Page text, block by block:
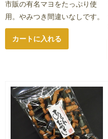
市販の有名マヨをたっぷり使
用。やみつき間違いなしです。
カートに入れる